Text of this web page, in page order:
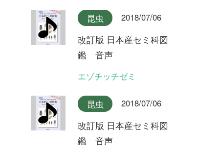
鑑 音声
イワサキクサゼミ
昆虫 2018/07/06
改訂版 日本産セミ科図
ツマグロゼミ石垣島産
昆虫 2018/07/06
改訂版 日本産セミ科図